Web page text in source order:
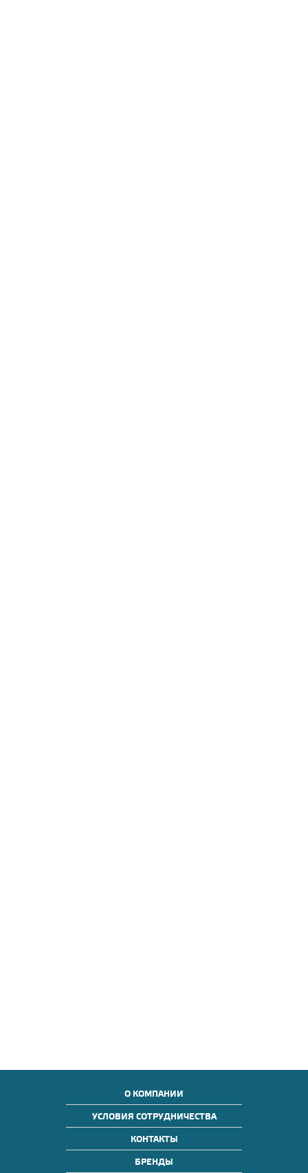
О КОМПАНИИ
УСЛОВИЯ СОТРУДНИЧЕСТВА
КОНТАКТЫ
БРЕНДЫ